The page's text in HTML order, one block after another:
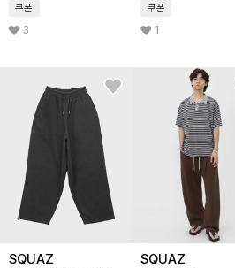
쿠폰
3
쿠폰
1
SQUAZ SQUAZ